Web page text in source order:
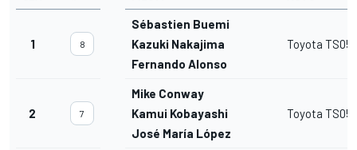
1 8
Sébastien Buemi
Kazuki Nakajima
Fernando Alonso
Toyota
2 7
Mike Conway
Kamui Kobayashi
José María López
Toyota